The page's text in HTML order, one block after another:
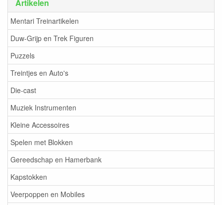
Artikelen
Mentari Treinartikelen
Duw-Grijp en Trek Figuren
Puzzels
Treintjes en Auto's
Die-cast
Muziek Instrumenten
Kleine Accessoires
Spelen met Blokken
Gereedschap en Hamerbank
Kapstokken
Veerpoppen en Mobiles